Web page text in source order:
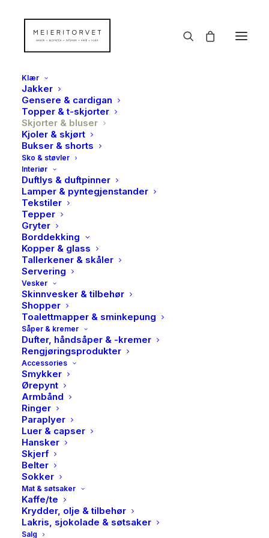
Klær
Jakker
Gensere & cardigan
Topper & t-skjorter
Skjorter & bluser
Kjoler & skjørt
Bukser & shorts
Sko & støvler
Interiør
Duftlys & duftpinner
Lamper & pyntegjenstander
Tekstiler
Tepper
Gryter
Borddekking
Kopper & glass
Tallerkener & skåler
Servering
Vesker
Skinnvesker & tilbehør
Shopper
Toalettmapper & sminkepung
Såper & kremer
Dufter, håndsåper & -kremer
Rengjøringsprodukter
Accessories
Smykker
Ørepynt
Armbånd
Ringer
Paraplyer
Luer & capser
Hansker
Skjerf
Belter
Sokker
Mat & søtsaker
Kaffe/te
Krydder, olje & tilbehør
Lakris, sjokolade & søtsaker
Salg
Mos Mosh, Nolin caminno